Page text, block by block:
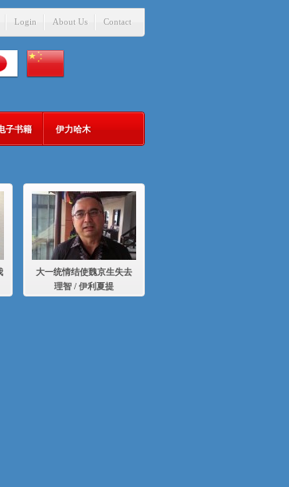
Login About Us Contact
子书籍 伊力哈木
大一统情结使魏京生失去
理智 / 伊利夏提